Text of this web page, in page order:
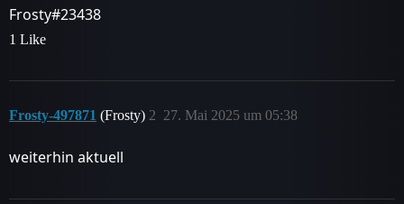
Frosty#23438
1 Like
Frosty-497871 (Frosty) 27. Mai 2025 um 05:38
2
weiterhin aktuell